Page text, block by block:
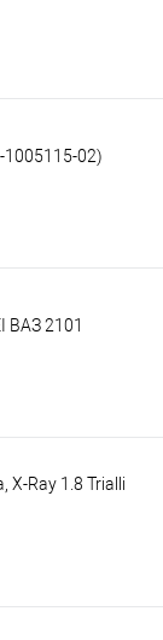
1005115-02)
ВАЗ 2101
X-Ray 1.8 Trialli